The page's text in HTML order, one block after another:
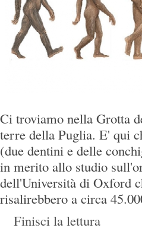
Ci troviamo nella Grotta
terre della Puglia. E' qui
(due dentini e delle
in merito allo studio
dell'Università di Oxford
risalirebbero a circa
Finisci la lettura